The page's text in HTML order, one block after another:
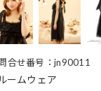
合せ番号：jn90011
ームウェア